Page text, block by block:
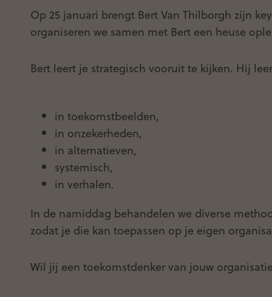
Op 25 januari brengt Bert Van Thilborgh zijn
organiseren we samen met Bert een heuse
Bert leert je strategisch vooruit te kijken. Hij
in toekomstbeelden,
in onzekerheden,
in alternatieven,
systemisch,
in verhalen.
In de namiddag behandelen we diverse
zodat je die kan toepassen op je eigen
Wil jij een toekomstdenker van jouw